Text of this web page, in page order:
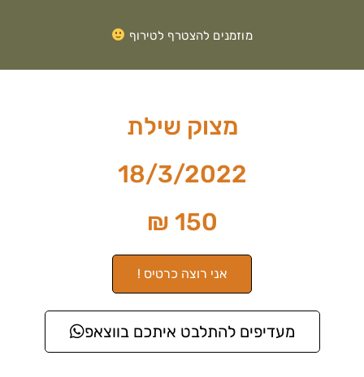
מוזמנים להצטרף לטירוף
מצוק שילת
18/3/2022
150 ₪
אני רוצה כרטיס !
מעדיפים להתלבט איתכם בווצאפ